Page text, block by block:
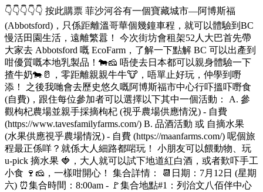
👇👇👇👇👇 按此購票 菲沙河谷有一個寶藏城市—阿博斯福
(Abbotsford)，只係距離溫哥華個幾鐘車程，就可以體驗到BC
慢活田園生活，遠離繁囂！ 今次街坊會租架52人大巴首先帶
大家去 Abbotsford 嘅 EcoFarm，了解一下點解 BC 可以出產到
咁優質嘅本地乳製品！🐄🧀 唔使去日本都可以親身體驗一下
揸牛奶🐄🥛，零距離親親⽜⽜🐮，唔單止好玩，仲學到嘢
添！ 之後我哋會去歷史悠久嘅阿博斯福市中心行吓搵吓嘢食
(自費)，跟住每位參加者可以選擇以下其中一個活動： A. 參
觀枸杞農場並親手採摘枸杞 (視乎農場供應情況) - 自費
(https://www.tavesfamilyfarms.com/) B. 品酒活動 或 自摘水果
(水果供應視乎農場情況) - 自費 (https://maanfarms.com/) 呢個旅
程最正係咩？就係大人細路都啱玩！ 小朋友可以餵動物、玩
u-pick 摘水果 🍓，大人就可以試下地道紅白酒，或者歎吓手工
小食 🍷🧀，一樣咁開心！ 集合詳情： 📆日期：7月12日 (星期
六) ⏰集合時間：8:00am - 🚩集合地點#1：列治文八佰伴中心